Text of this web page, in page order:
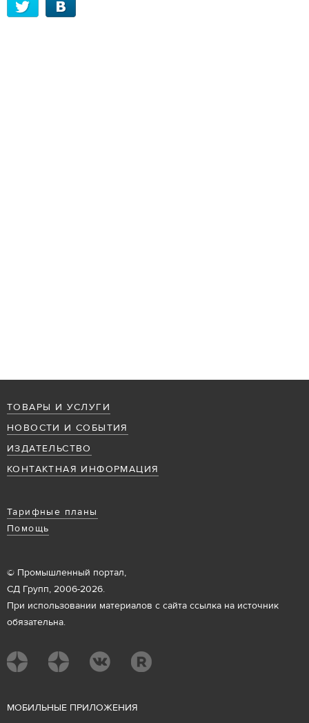
ТОВАРЫ И УСЛУГИ
НОВОСТИ И СОБЫТИЯ
ИЗДАТЕЛЬСТВО
КОНТАКТНАЯ ИНФОРМАЦИЯ
Тарифные планы
Помощь
© Промышленный портал,
СД Групп, 2006-2026.
При использовании материалов с сайта ссылка на источник
обязательна.
МОБИЛЬНЫЕ ПРИЛОЖЕНИЯ